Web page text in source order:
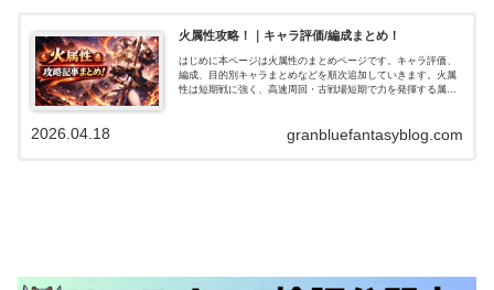
火属性攻略！｜キャラ評価/編成まとめ！
はじめに本ページは火属性のまとめページです。キャラ評価、
編成、目的別キャラまとめなどを順次追加していきます。火属
性は短期戦に強く、高速周回・古戦場短期で力を発揮する属性
granbluefantasyblog.com
2026.04.18